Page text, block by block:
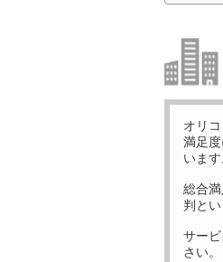
オリ
満足
います
総合
判と
サー
さい。